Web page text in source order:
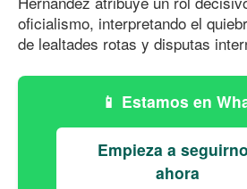
oficialismo, interpretando el
de lealtades rotas y disputas
Estamos en
Empieza a
ahora